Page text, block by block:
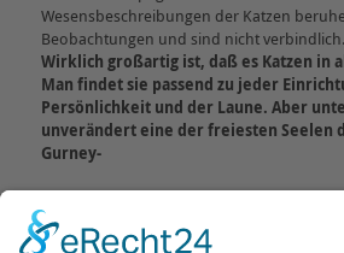
Wesensbeschreibungen der Katzen
Beobachtungen und sind nicht verbindlich.
Wirklich großartig ist, daß es Katzen in
Man findet sie passend zu jeder
Persönlichkeit und der Laune. Aber
unverändert eine der freiesten Seelen
Gurney-
Zurück zur Übersicht